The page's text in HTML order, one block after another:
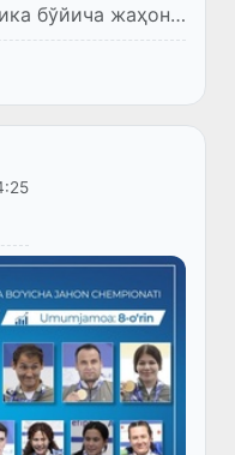
бўйича жаҳон
вакиллари
та медаль